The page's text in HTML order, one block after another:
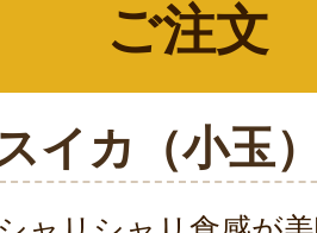
ご注文
イカ（小玉